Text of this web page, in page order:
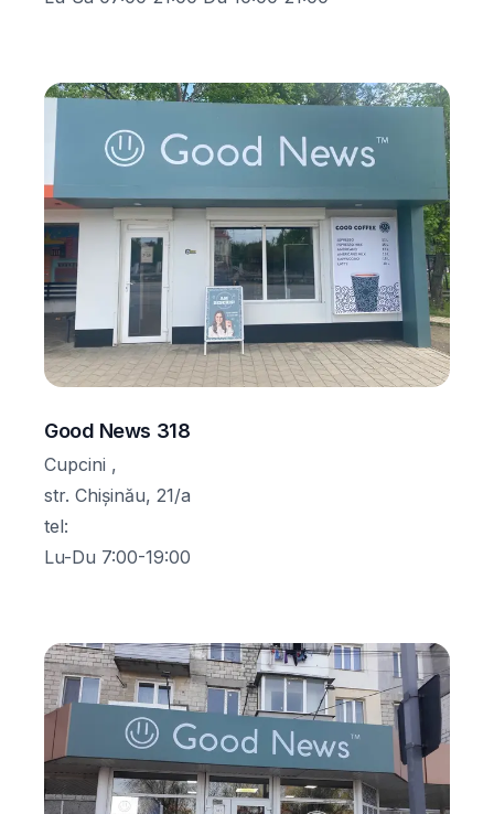
Good News 318
Cupcini ,
str. Chișinău, 21/a
tel:
Lu-Du 7:00-19:00